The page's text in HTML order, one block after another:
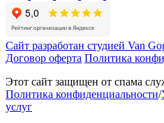
Сайт разработан студией Van
Договор оферта Политика
Этот сайт защищен от спама
Политика конфиденциальности/
услуг